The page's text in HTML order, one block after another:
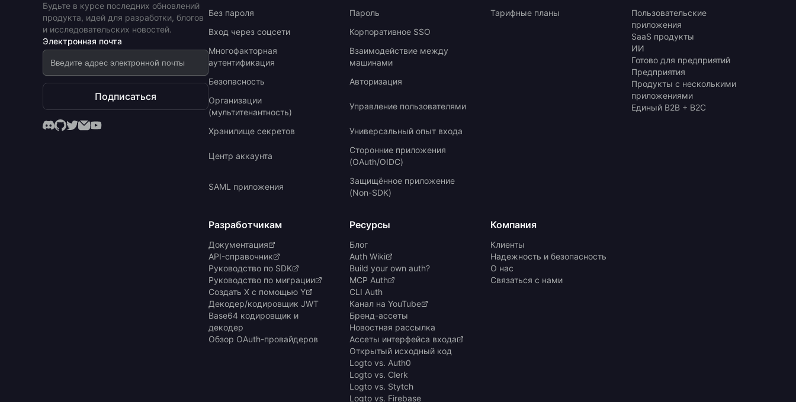
Будьте в курсе последних обновлений
продукта, идей для разработки, блогов
и исследовательских новостей.
Электронная почта
Подписаться
Без пароля
Пароль
Вход через соцсети
Корпоративное SSO
Многофакторная
аутентификация
Взаимодействие между
машинами
Безопасность
Авторизация
Организации
(мультитенантность)
Управление пользователями
Хранилище секретов Универсальный опыт входа
Центр аккаунта
Сторонние приложения
(OAuth/OIDC)
SAML приложения
Защищённое приложение
(Non-SDK)
Тарифные планы
Пользовательские
приложения
SaaS продукты
ИИ
Готово для предприятий
Предприятия
Продукты с несколькими
приложениями
Единый B2B + B2C
Разработчикам
Документация
API-справочник
Руководство по SDK
Руководство по миграции
Создать X с помощью Y
Декодер/кодировщик JWT
Base64 кодировщик и
декодер
Обзор OAuth-провайдеров
Ресурсы
Блог
Auth Wiki
Build your own auth?
MCP Auth
CLI Auth
Канал на YouTube
Бренд-ассеты
Новостная рассылка
Ассеты интерфейса входа
Открытый исходный код
Logto vs. Auth0
Logto vs. Clerk
Logto vs. Stytch
Logto vs. Firebase
Компания
Клиенты
Надежность и безопасность
О нас
Связаться с нами